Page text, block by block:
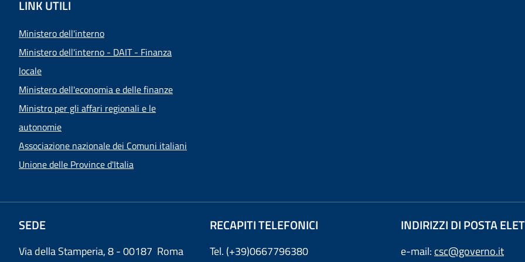
LINK UTILI
Ministero dell'interno
Ministero dell'interno - DAIT - Finanza
locale
Ministero dell'economia e delle finanze
Ministro per gli affari regionali e le
autonomie
Associazione nazionale dei Comuni italiani
Unione delle Province d'Italia
SEDE
Via della Stamperia, 8 - 00187 Roma
RECAPITI TELEFONICI
Tel. (+39)0667796380
INDIRIZZI DI POSTA
e-mail: csc@governo.it